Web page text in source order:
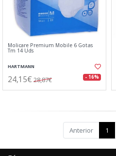
Molicare Premium Mobile 6 Gotas
Tm 14 Uds
HARTMANN
24,15€ 28,87€ - 16%
Anterior 1